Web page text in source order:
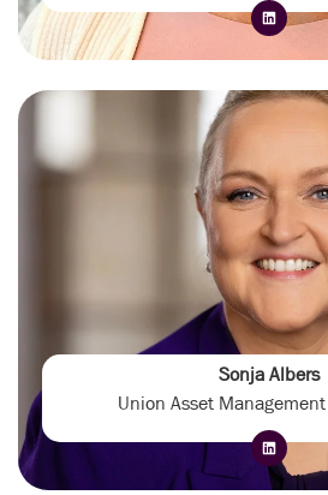
Sonja Albers
Union Asset